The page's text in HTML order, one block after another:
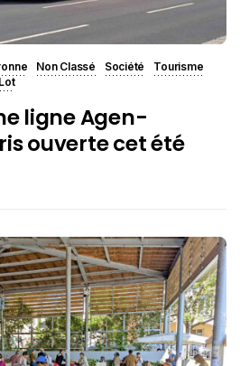
Non Classé Société
Tourisme
ligne Agen-
ouverte cet été